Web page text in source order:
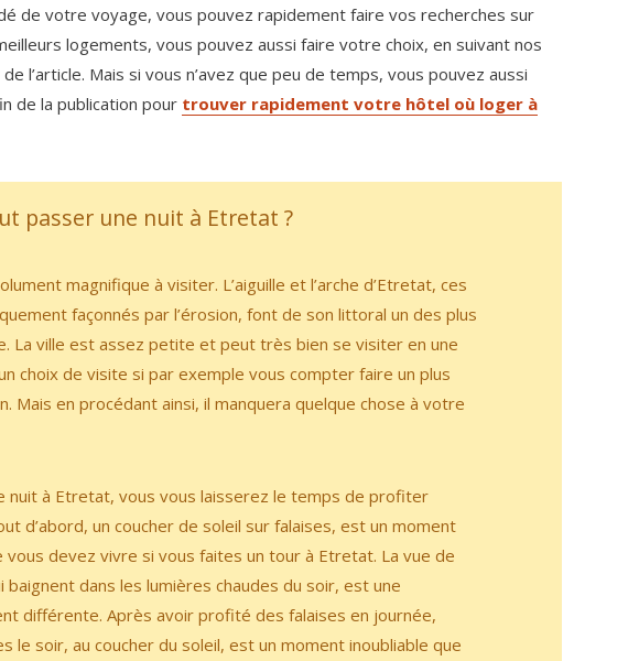
de votre voyage, vous pouvez rapidement faire vos recherches sur
logements, vous pouvez aussi faire votre choix, en suivant nos
l’article. Mais si vous n’avez que peu de temps, vous pouvez aussi
de la publication pour trouver rapidement votre hôtel où loger à
passer une nuit à Etretat ?
magnifique à visiter. L’aiguille et l’arche d’Etretat, ces
façonnés par l’érosion, font de son littoral un des plus
La ville est assez petite et peut très bien se visiter en une
choix de visite si par exemple vous compter faire un plus
Mais en procédant ainsi, il manquera quelque chose à votre
nuit à Etretat, vous vous laisserez le temps de profiter
d’abord, un coucher de soleil sur falaises, est un moment
vous devez vivre si vous faites un tour à Etretat. La vue de
baignent dans les lumières chaudes du soir, est une
différente. Après avoir profité des falaises en journée,
le soir, au coucher du soleil, est un moment inoubliable que